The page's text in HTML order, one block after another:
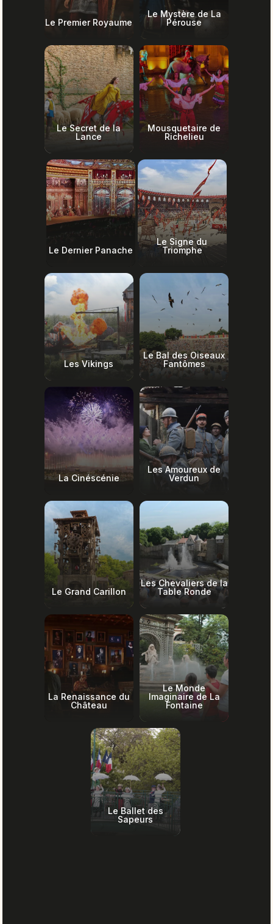
Le Premier Royaume
Le Mystère de La
Pérouse
Le Secret de la
Lance
Mousquetaire de
Richelieu
Le Dernier Panache
Le Signe du
Triomphe
Les Vikings
Le Bal des Oiseaux
Fantômes
La Cinéscénie
Les Amoureux de
Verdun
Le Grand Carillon
Les Chevaliers de la
Table Ronde
La Renaissance du
Château
Le Monde
Imaginaire de La
Fontaine
Le Ballet des
Sapeurs